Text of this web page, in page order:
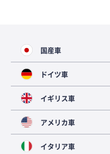
国産車
ドイツ車
イギリス車
アメリカ車
イタリア車